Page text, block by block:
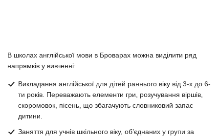
В школах англійської мови в Броварах можна виділити ряд
напрямків у вивченні:
Викладання англійської для дітей раннього віку від 3-х до 6-
ти років. Переважають елементи гри, розучування віршів,
скоромовок, пісень, що збагачують словниковий запас
дитини.
Заняття для учнів шкільного віку, об’єднаних у групи за